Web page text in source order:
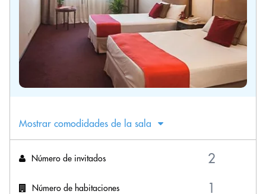
Mostrar comodidades de la sala
Número de invitados
Número de habitaciones